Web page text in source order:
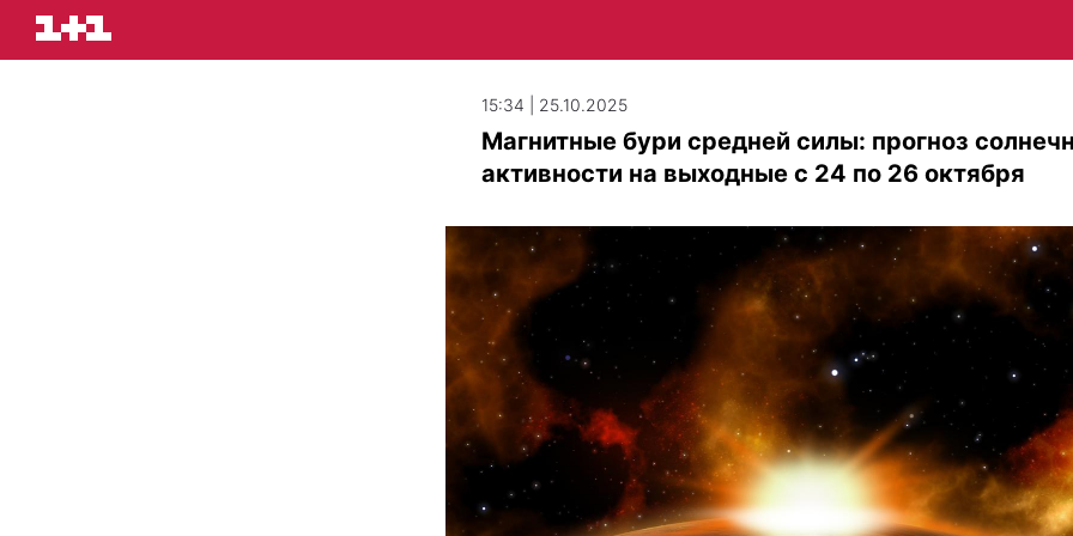
15:34 | 25.10.2025
Магнитные бури средней силы: прогноз
активности на выходные с 24 по 26 октября